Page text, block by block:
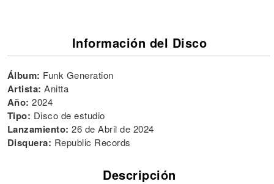
Información del Disco
Álbum: Funk Generation
Artista: Anitta
Año: 2024
Tipo: Disco de estudio
Lanzamiento: 26 de Abril de 2024
Disquera: Republic Records
Descripción